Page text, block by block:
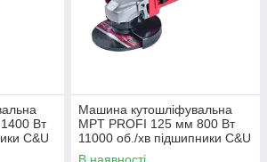
Вт
C&U
Машина кутошліфувальна
MPT PROFI 125 мм 800 Вт
11000 об./хв підшипники C&U
MAG8003